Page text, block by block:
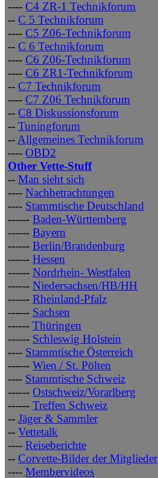
---- C4 ZR-1 Technikforum
-- C 5 Technikforum
---- C5 Z06-Technikforum
-- C 6 Technikforum
---- C6 Z06-Technikforum
---- C6 ZR1-Technikforum
-- C7 Technikforum
---- C7 Z06 Technikforum
-- C8 Diskussionsforum
-- Tuningforum
-- Allgemeines Technikforum
---- OBD2
Other Vette-Stuff
-- Man sieht sich
---- Nachbetrachtungen
---- Stammtische Deutschland
------ Baden-Württemberg
------ Bayern
------ Berlin/Brandenburg
------ Hessen
------ Nordrhein- Westfalen
------ Niedersachsen/HB/HH
------ Rheinland-Pfalz
------ Sachsen
------ Thüringen
------ Schleswig Holstein
---- Stammtische Österreich
------ Wien / St. Pölten
---- Stammtische Schweiz
------ Ostschweiz/Vorarlberg
------ Treffen Schweiz
-- Jäger & Sammler
-- Vettetalk
---- Reiseberichte
-- Corvette-Bilder der Mitglieder
---- Membervideos